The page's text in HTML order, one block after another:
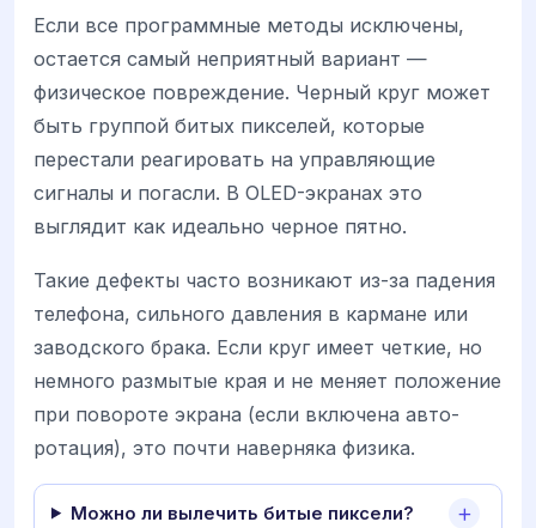
Если все программные методы исключены,
остается самый неприятный вариант —
физическое повреждение. Черный круг может
быть группой битых пикселей, которые
перестали реагировать на управляющие
сигналы и погасли. В OLED-экранах это
выглядит как идеально черное пятно.
Такие дефекты часто возникают из-за падения
телефона, сильного давления в кармане или
заводского брака. Если круг имеет четкие, но
немного размытые края и не меняет положение
при повороте экрана (если включена авто-
ротация), это почти наверняка физика.
Можно ли вылечить битые пиксели?